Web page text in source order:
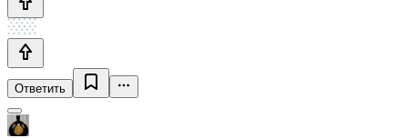
Ответить